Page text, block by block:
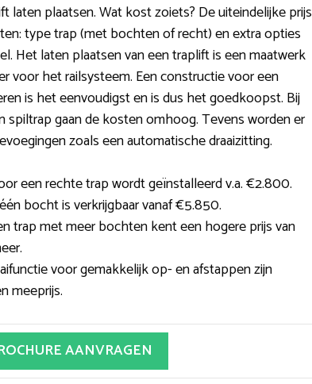
laten plaatsen. Wat kost zoiets? De uiteindelijke prijs
type trap (met bochten of recht) en extra opties
Het laten plaatsen van een traplift is een maatwerk
voor het railsysteem. Een constructie voor een
is het eenvoudigst en is dus het goedkoopst. Bij
gaan de kosten omhoog. Tevens worden er
zoals een automatische draaizitting.
een rechte trap wordt geïnstalleerd v.a. €2.800.
bocht is verkrijgbaar vanaf €5.850.
trap met meer bochten kent een hogere prijs van
voor gemakkelijk op- en afstappen zijn
meeprijs.
AANVRAGEN